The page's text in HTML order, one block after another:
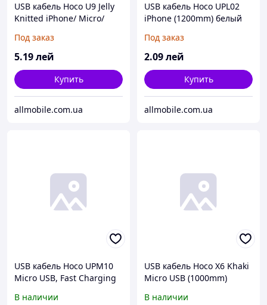
USB кабель Hoco U9 Jelly
Knitted iPhone/ Micro/
стальной
Под заказ
5.19лей
Купить
allmobile.com.ua
USB кабель Hoco UPL02
iPhone (1200mm) белый
Под заказ
2.09лей
Купить
allmobile.com.ua
USB кабель Hoco UPM10
Micro USB, Fast Charging
В наличии
USB кабель Hoco X6 Khaki
Micro USB (1000mm)
В наличии